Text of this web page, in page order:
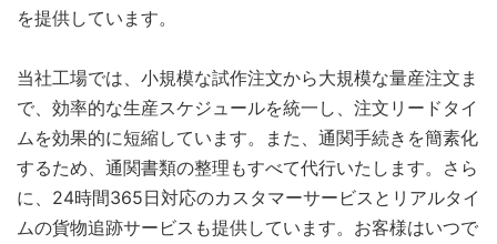
を提供しています。
当社工場では、小規模な試作注文から大規模な量産注文ま
で、効率的な生産スケジュールを統一し、注文リードタイ
ムを効果的に短縮しています。また、通関手続きを簡素化
するため、通関書類の整理もすべて代行いたします。さら
に、24時間365日対応のカスタマーサービスとリアルタイ
ムの貨物追跡サービスも提供しています。お客様はいつで